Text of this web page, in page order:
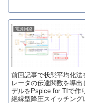
電源回路
前回記事で状態平均化法
レータの伝達関数を導
デルをPspice for TIで作
絶縁型降圧スイッチング